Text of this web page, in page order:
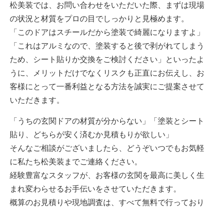
松美装では、お問い合わせをいただいた際、まずは現場
の状況と材質をプロの目でしっかりと見極めます。
「このドアはスチールだから塗装で綺麗になりますよ」
「これはアルミなので、塗装すると後で剥がれてしまう
ため、シート貼りか交換をご検討ください」といったよ
うに、メリットだけでなくリスクも正直にお伝えし、お
客様にとって一番利益となる方法を誠実にご提案させて
いただきます。
「うちの玄関ドアの材質が分からない」「塗装とシート
貼り、どちらが安く済むか見積もりが欲しい」
そんなご相談がございましたら、どうぞいつでもお気軽
に私たち松美装までご連絡ください。
経験豊富なスタッフが、お客様の玄関を最高に美しく生
まれ変わらせるお手伝いをさせていただきます。
概算のお見積りや現地調査は、すべて無料で行っており